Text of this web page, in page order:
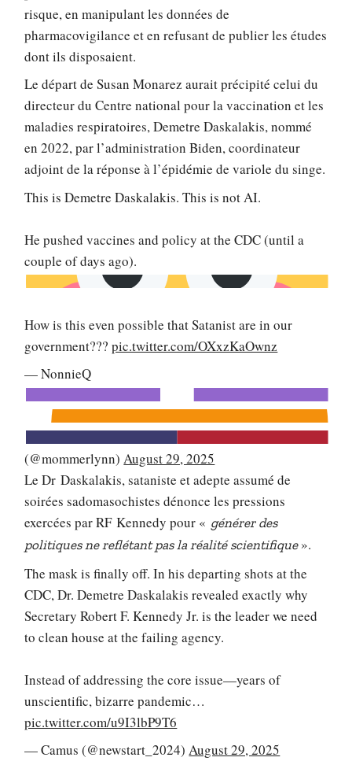
risque, en manipulant les données de
pharmacovigilance et en refusant de publier les études
dont ils disposaient.
Le départ de Susan Monarez aurait précipité celui du
directeur du Centre national pour la vaccination et les
maladies respiratoires, Demetre Daskalakis, nommé
en 2022, par l’administration Biden, coordinateur
adjoint de la réponse à l’épidémie de variole du singe.
This is Demetre Daskalakis. This is not AI.
He pushed vaccines and policy at the CDC (until a
couple of days ago).
How is this even possible that Satanist are in our
government???pic.twitter.com/OXxzKaOwnz
— NonnieQ
(@mommerlynn)August 29, 2025
Le Dr Daskalakis, sataniste et adepte assumé de
soirées sadomasochistes dénonce les pressions
exercées par RF Kennedy pour « générer des
politiques ne reflétant pas la réalité scientifique ».
The mask is finally off. In his departing shots at the
CDC, Dr. Demetre Daskalakis revealed exactly why
Secretary Robert F. Kennedy Jr. is the leader we need
to clean house at the failing agency.
Instead of addressing the core issue—years of
unscientific, bizarre pandemic…
pic.twitter.com/u9I3lbP9T6
— Camus (@newstart_2024)August 29, 2025